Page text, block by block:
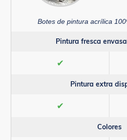
Botes de pintura acrílica
Pintura fresca
✔
Pintura extra
✔
Colores